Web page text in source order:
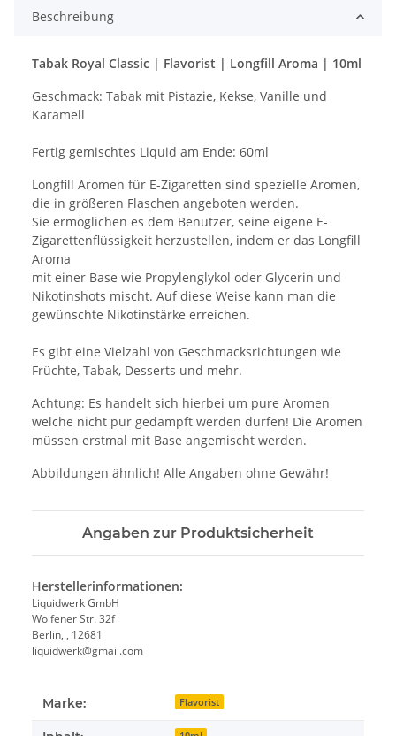
Beschreibung
Tabak Royal Classic | Flavorist | Longfill Aroma | 10ml
Geschmack: Tabak mit Pistazie, Kekse, Vanille und
Karamell
Fertig gemischtes Liquid am Ende: 60ml
Longfill Aromen für E-Zigaretten sind spezielle Aromen,
die in größeren Flaschen angeboten werden.
Sie ermöglichen es dem Benutzer, seine eigene E-
Zigarettenflüssigkeit herzustellen, indem er das Longfill
Aroma
mit einer Base wie Propylenglykol oder Glycerin und
Nikotinshots mischt. Auf diese Weise kann man die
gewünschte Nikotinstärke erreichen.
Es gibt eine Vielzahl von Geschmacksrichtungen wie
Früchte, Tabak, Desserts und mehr.
Achtung: Es handelt sich hierbei um pure Aromen
welche nicht pur gedampft werden dürfen! Die Aromen
müssen erstmal mit Base angemischt werden.
Abbildungen ähnlich! Alle Angaben ohne Gewähr!
Angaben zur Produktsicherheit
Herstellerinformationen:
Liquidwerk GmbH
Wolfener Str. 32f
Berlin, , 12681
liquidwerk@gmail.com
Marke: Flavorist